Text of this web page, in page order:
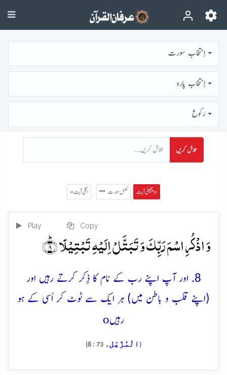
اِنتخاب سورت
اِنتخاب پارہ
رُكوع
تلاش کریں
پچھلی آیت » مکمل سورت « اگلی آیت
Play Copy
وَ اذۡکُرِ اسۡمَ رَبِّکَ وَ تَبَتَّلۡ اِلَیۡہِ تَبۡتِیۡلًا ؕ﴿۸﴾
8. اور آپ اپنے رب کے نام کا ذِکر کرتے رہیں اور
(اپنے قلب و باطن میں) ہر ایک سے ٹوٹ کر اُسی کے ہو
رہیںo
( الْمُزَّمِّل ، 73 : 8)